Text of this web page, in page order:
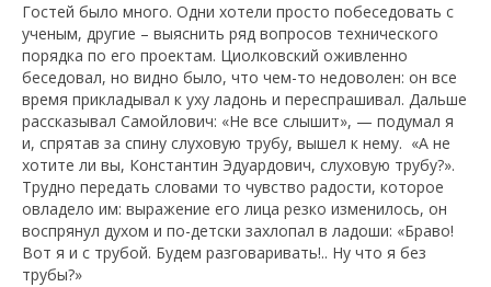
Гостей было много. Одни хотели просто побеседовать с
ученым, другие – выяснить ряд вопросов технического
порядка по его проектам. Циолковский оживленно
беседовал, но видно было, что чем-то недоволен: он все
время прикладывал к уху ладонь и переспрашивал. Дальше
рассказывал Самойлович: «Не все слышит», — подумал я
и, спрятав за спину слуховую трубу, вышел к нему. «А не
хотите ли вы, Константин Эдуардович, слуховую трубу?».
Трудно передать словами то чувство радости, которое
овладело им: выражение его лица резко изменилось, он
воспрянул духом и по-детски захлопал в ладоши: «Браво!
Вот я и с трубой. Будем разговаривать!.. Ну что я без
трубы?»